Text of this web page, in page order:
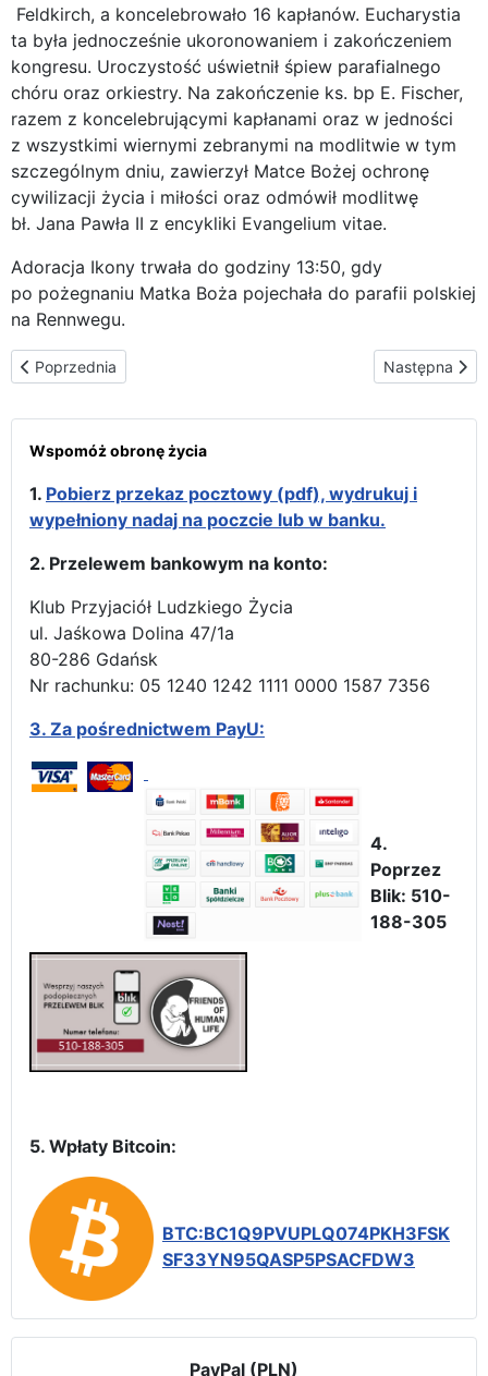
Feldkirch, a koncelebrowało 16 kapłanów. Eucharystia
ta była jednocześnie ukoronowaniem i zakończeniem
kongresu. Uroczystość uświetnił śpiew parafialnego
chóru oraz orkiestry. Na zakończenie ks. bp E. Fischer,
razem z koncelebrującymi kapłanami oraz w jedności
z wszystkimi wiernymi zebranymi na modlitwie w tym
szczególnym dniu, zawierzył Matce Bożej ochronę
cywilizacji życia i miłości oraz odmówił modlitwę
bł. Jana Pawła II z encykliki Evangelium vitae.
Adoracja Ikony trwała do godziny 13:50, gdy
po pożegnaniu Matka Boża pojechała do parafii polskiej
na Rennwegu.
Poprzednia strona: Wiedeń – Królowa Polski w parafii polskiej na
Poprzednia Następna
Następna
Wspomóż obronę życia
1. Pobierz przekaz pocztowy (pdf), wydrukuj i
wypełniony nadaj na poczcie lub w banku.
2. Przelewem bankowym na konto:
Klub Przyjaciół Ludzkiego Życia
ul. Jaśkowa Dolina 47/1a
80-286 Gdańsk
Nr rachunku: 05 1240 1242 1111 0000 1587 7356
3. Za pośrednictwem PayU:
4.
Poprzez
Blik: 510-
188-305
5. Wpłaty Bitcoin:
BTC:BC1Q9PVUPLQ074PKH3FSK
SF33YN95QASP5PSACFDW3
PayPal (PLN)